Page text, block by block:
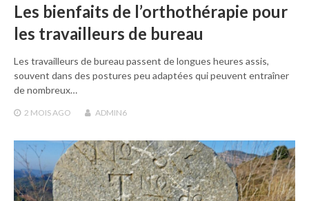
Les bienfaits de l’orthothérapie pour
les travailleurs de bureau
Les travailleurs de bureau passent de longues heures assis,
souvent dans des postures peu adaptées qui peuvent entraîner
de nombreux…
2 MOIS AGO ADMIN6